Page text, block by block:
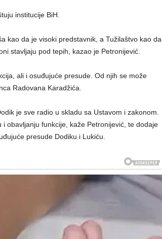
institucije BiH.
kao da je visoki predstavnik, a Tužilaštvo kao da
stavljaju pod tepih, kazao je Petronijević.
ali i osuđujuće presude. Od njih se može
Radovana Karadžića.
je sve radio u skladu sa Ustavom i zakonom.
obavljanju funkcije, kaže Petronijević, te dodaje
presude Dodiku i Lukiću.